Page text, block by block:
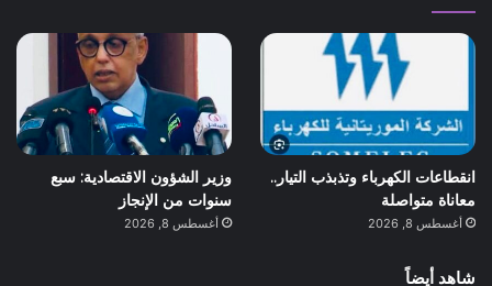
انقطاعات الكهرباء وتذبذب التيار..
معاناة متواصلة
أغسطس 8, 2026
وزير الشؤون الاقتصادية: سبع
سنوات من الإنجاز
أغسطس 8, 2026
شاهد أيضاً